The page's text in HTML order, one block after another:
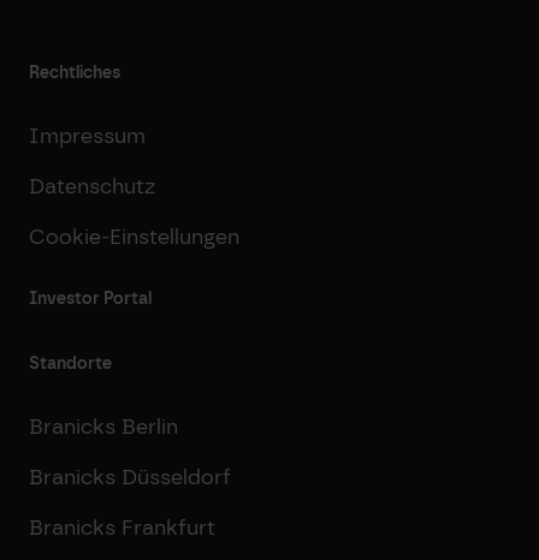
Rechtliches
Impressum
Datenschutz
Cookie-Einstellungen
Investor Portal
Standorte
Branicks Berlin
Branicks Düsseldorf
Branicks Frankfurt